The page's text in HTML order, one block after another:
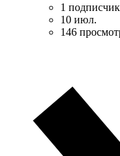
1 подписчик
10 июл.
146